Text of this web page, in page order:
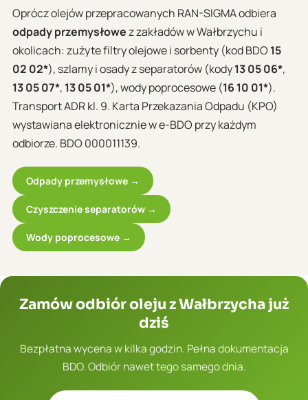
Oprócz olejów przepracowanych RAN-SIGMA odbiera
odpady przemysłowez zakładów w Wałbrzychu i
okolicach: zużyte filtry olejowe i sorbenty (kod BDO 15
02 02*), szlamy i osady z separatorów (kody13 05 06*,
13 05 07*, 13 05 01*), wody poprocesowe (16 10 01*).
Transport ADR kl. 9. Karta Przekazania Odpadu (KPO)
wystawiana elektronicznie w e-BDO przy każdym
odbiorze. BDO 000011139.
Odpady przemysłowe →
Czyszczenie separatorów →
Wody poprocesowe →
Zamów odbiór oleju z Wałbrzycha już
dziś
Bezpłatna wycena w kilka godzin. Pełna dokumentacja
BDO. Odbiór nawet tego samego dnia.